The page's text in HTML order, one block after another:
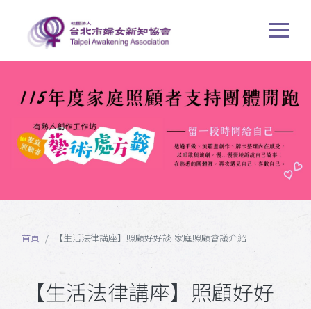
首頁 【生活法律講座】照顧好好談-家庭照顧會議介紹
【生活法律講座】照顧好好